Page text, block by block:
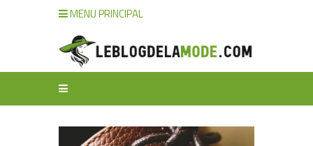
MENU PRINCIPAL